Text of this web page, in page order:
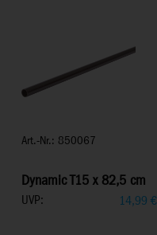
Art.-Nr.: 850067
Dynamic T15 x 82,5 cm
UVP: 14,99 €